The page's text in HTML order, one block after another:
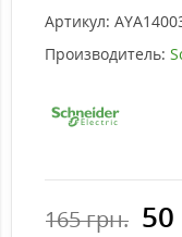
Артикул:
Производитель:
165 грн. 50